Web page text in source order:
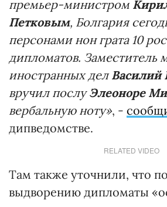
премьер-министром
Петковым, Болгария
персонами нон грата 10
дипломатов. Заместитель
иностранных делВасилий
вручил послуЭлеоноре
вербальную ноту», -
дипведомстве.
RELATED VIDEO
Там также уточнили, что
выдворению дипломаты